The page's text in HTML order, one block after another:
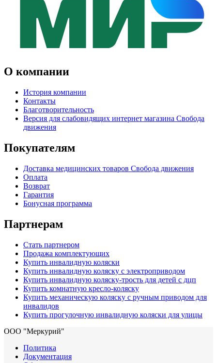
О компании
История компании
Контакты
Благотворительность
Версия для слабовидящих интернет магазина Свобода
движения
Покупателям
Доставка медицинских товаров Свобода движения
Оплата
Возврат
Гарантия
Бонусная программа
Партнерам
Стать партнером
Продажа комплектующих
Купить инвалидную коляски
Купить инвалидную коляску с электроприводом
Купить инвалидную коляску-трость для детей с дцп
Купить комнатную кресло-коляску
Купить механическую коляску с ручным приводом для
инвалидов
Купить прогулочную инвалидную коляски для улицы
ООО "Меркурий"
Политика
Документация